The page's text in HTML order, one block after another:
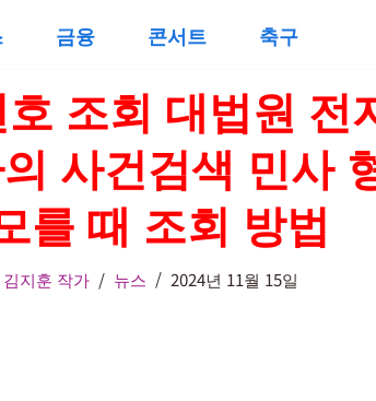
금융 콘서트 축구
조회 대법원 전
사건검색 민사
를 때 조회 방법
김지훈 작가 뉴스 2024년 11월 15일